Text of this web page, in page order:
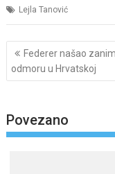
Lejla Tanović
Post
navigation
Federer našao
odmoru u Hrvatskoj
Povezano